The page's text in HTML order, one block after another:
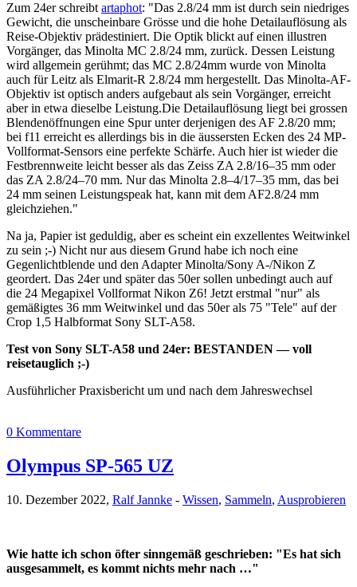
Zum 24er schreibt artaphot: "Das 2.8/24 mm ist durch sein niedriges
Gewicht, die unscheinbare Grösse und die hohe Detailauflösung als
Reise-Objektiv prädestiniert. Die Optik blickt auf einen illustren
Vorgänger, das Minolta MC 2.8/24 mm, zurück. Dessen Leistung
wird allgemein gerühmt; das MC 2.8/24mm wurde von Minolta
auch für Leitz als Elmarit-R 2.8/24 mm hergestellt. Das Minolta-AF-
Objektiv ist optisch anders aufgebaut als sein Vorgänger, erreicht
aber in etwa dieselbe Leistung.Die Detailauflösung liegt bei grossen
Blendenöffnungen eine Spur unter derjenigen des AF 2.8/20 mm;
bei f11 erreicht es allerdings bis in die äussersten Ecken des 24 MP-
Vollformat-Sensors eine perfekte Schärfe. Auch hier ist wieder die
Festbrennweite leicht besser als das Zeiss ZA 2.8/16–35 mm oder
das ZA 2.8/24–70 mm. Nur das Minolta 2.8–4/17–35 mm, das bei
24 mm seinen Leistungspeak hat, kann mit dem AF2.8/24 mm
gleichziehen."
Na ja, Papier ist geduldig, aber es scheint ein exzellentes Weitwinkel
zu sein ;-) Nicht nur aus diesem Grund habe ich noch eine
Gegenlichtblende und den Adapter Minolta/Sony A-/Nikon Z
geordert. Das 24er und später das 50er sollen unbedingt auch auf
die 24 Megapixel Vollformat Nikon Z6! Jetzt erstmal "nur" als
gemäßigtes 36 mm Weitwinkel und das 50er als 75 "Tele" auf der
Crop 1,5 Halbformat Sony SLT-A58.
Test von Sony SLT-A58 und 24er: BESTANDEN — voll
reisetauglich ;-)
Ausführlicher Praxisbericht um und nach dem Jahreswechsel
0 Kommentare
Olympus SP-565 UZ
10. Dezember 2022, Ralf Jannke - Wissen, Sammeln, Ausprobieren
Wie hatte ich schon öfter sinngemäß geschrieben: "Es hat sich
ausgesammelt, es kommt nichts mehr nach …"